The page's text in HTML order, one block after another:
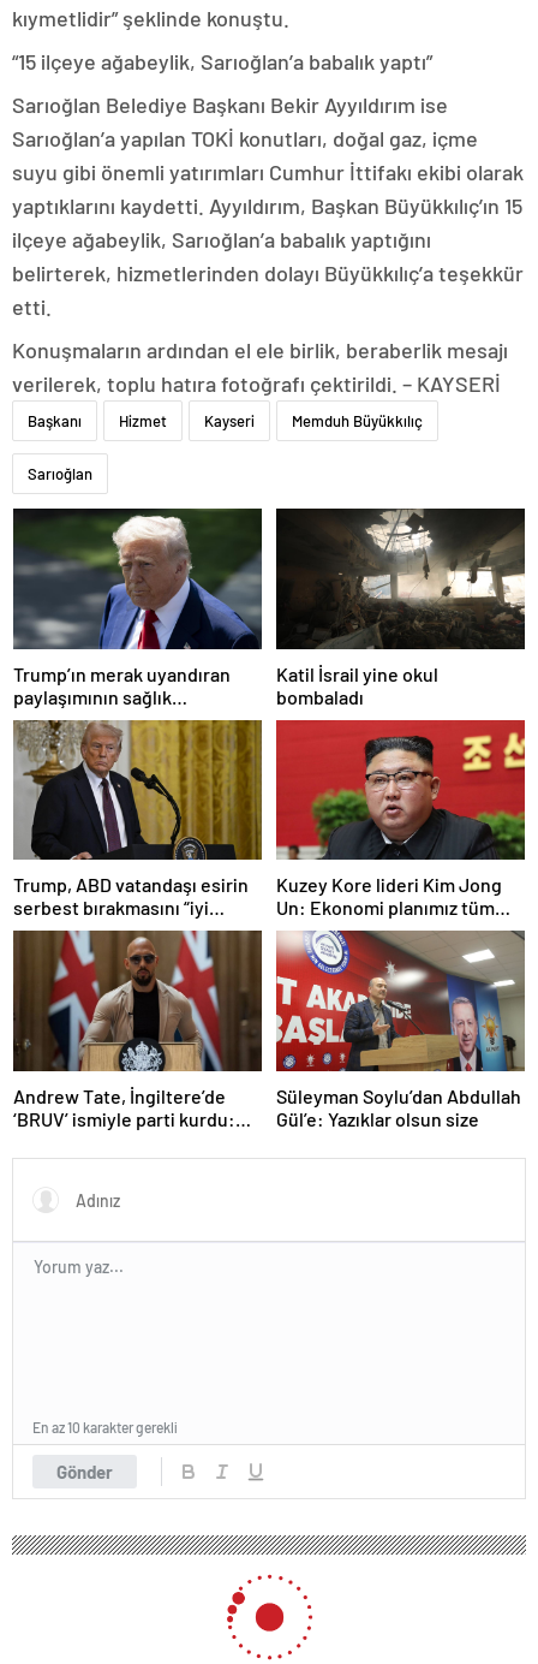
kıymetlidir” şeklinde konuştu.
“15 ilçeye ağabeylik, Sarıoğlan’a babalık yaptı”
Sarıoğlan Belediye Başkanı Bekir Ayyıldırım ise
Sarıoğlan’a yapılan TOKİ konutları, doğal gaz, içme
suyu gibi önemli yatırımları Cumhur İttifakı ekibi olarak
yaptıklarını kaydetti. Ayyıldırım, Başkan Büyükkılıç’ın 15
ilçeye ağabeylik, Sarıoğlan’a babalık yaptığını
belirterek, hizmetlerinden dolayı Büyükkılıç’a teşekkür
etti.
Konuşmaların ardından el ele birlik, beraberlik mesajı
verilerek, toplu hatıra fotoğrafı çektirildi. – KAYSERİ
Başkanı Hizmet Kayseri Memduh Büyükkılıç
Sarıoğlan
Trump’ın merak uyandıran
paylaşımının sağlık
sistemiyle ilgili kararname
olduğu anlaşıldı
Katil İsrail yine okul
bombaladı
Trump, ABD vatandaşı esirin
serbest bırakmasını “iyi
niyetle atılmış bir adım”
olarak değerlendirdi
Kuzey Kore lideri Kim Jong
Un: Ekonomi planımız tüm
sektörlerde başarısız oldu
Andrew Tate, İngiltere’de
‘BRUV’ ismiyle parti kurdu:
propagandasını
yasaklayacağız’
Süleyman Soylu’dan Abdullah
Gül’e: Yazıklar olsun size
Gönder
En az 10 karakter gerekli